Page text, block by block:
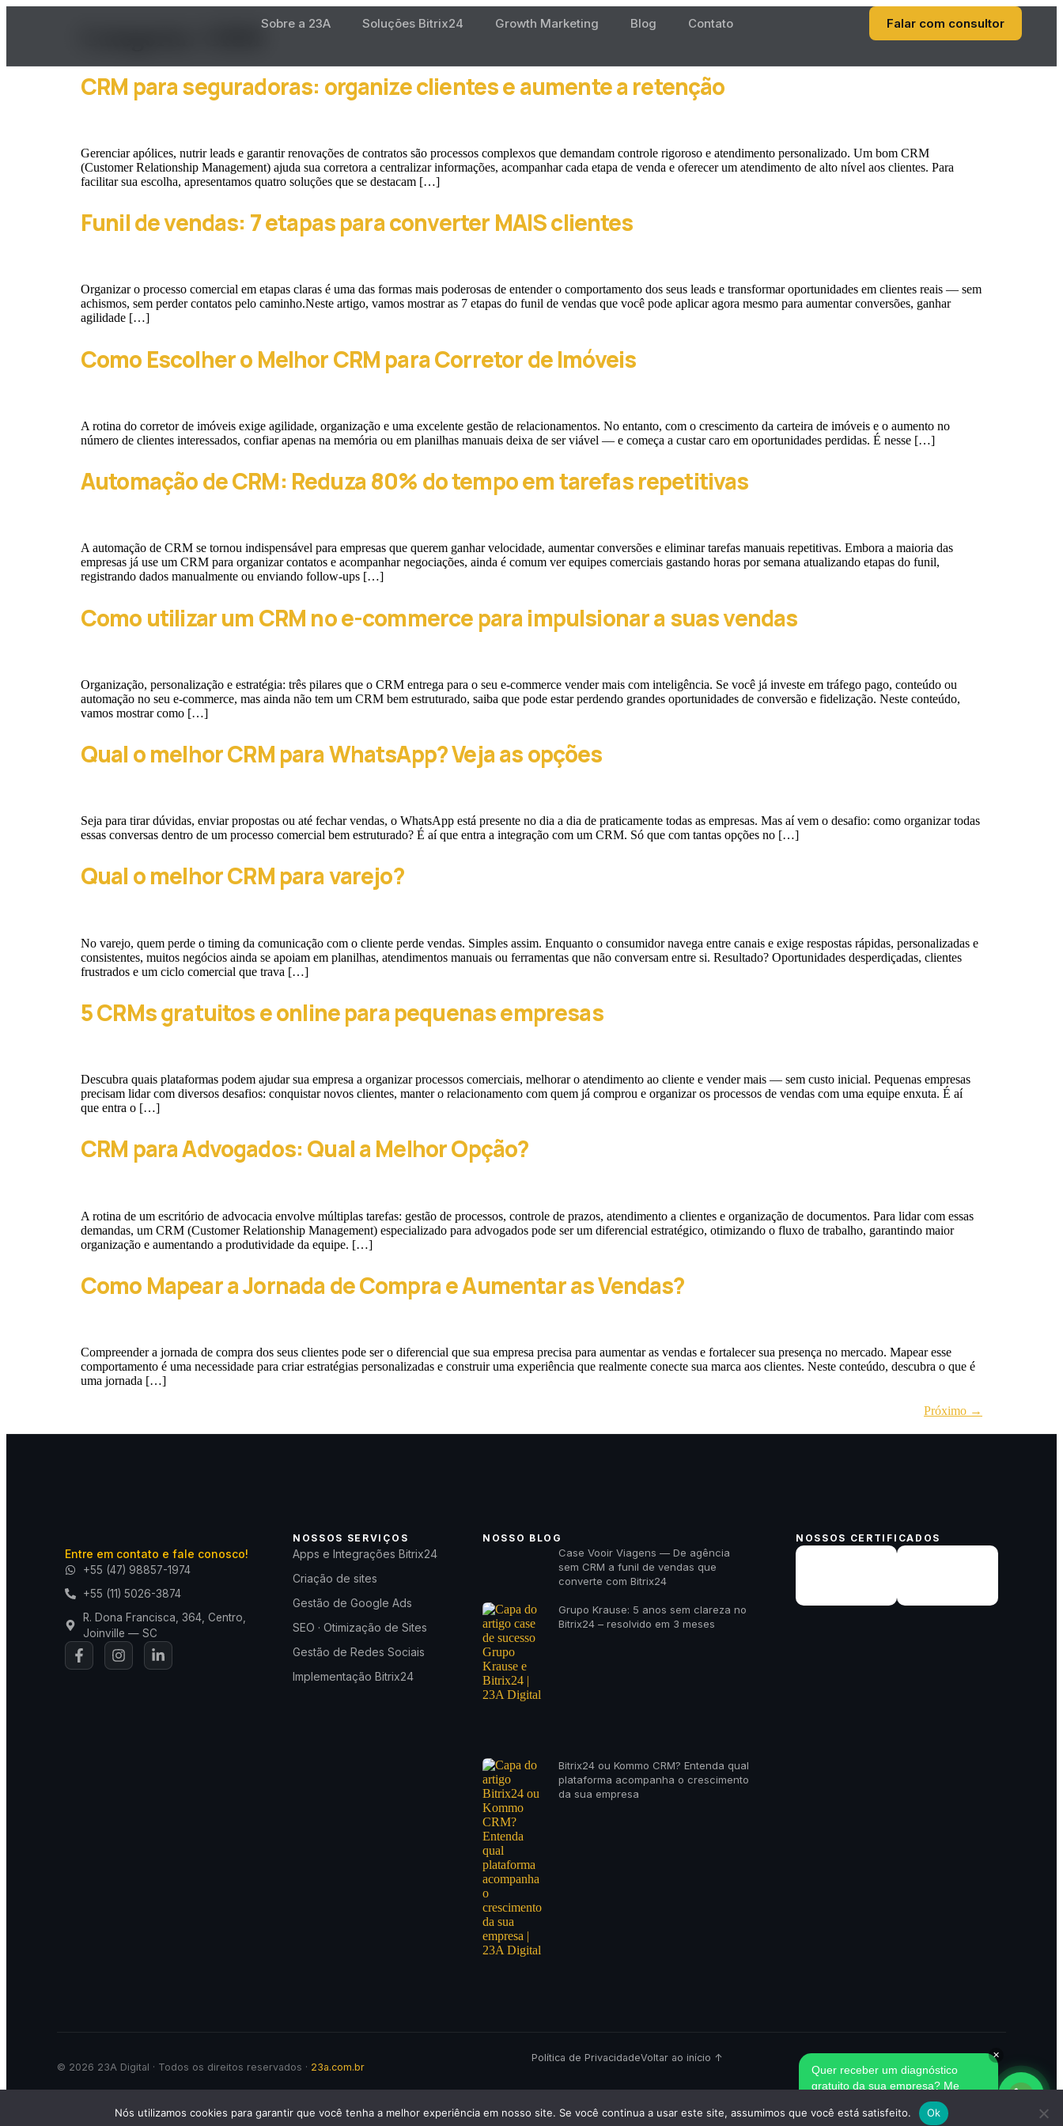
Sobre a 23A Soluções Bitrix24 Growth Marketing Blog Contato Falar com consultor
CRM para seguradoras: organize clientes e aumente a retenção
Gerenciar apólices, nutrir leads e garantir renovações de contratos são processos complexos que demandam controle rigoroso e atendimento personalizado. Um bom CRM
(Customer Relationship Management) ajuda sua corretora a centralizar informações, acompanhar cada etapa de venda e oferecer um atendimento de alto nível aos clientes. Para
facilitar sua escolha, apresentamos quatro soluções que se destacam […]
Funil de vendas: 7 etapas para converter MAIS clientes
Organizar o processo comercial em etapas claras é uma das formas mais poderosas de entender o comportamento dos seus leads e transformar oportunidades em clientes reais — sem
achismos, sem perder contatos pelo caminho.Neste artigo, vamos mostrar as 7 etapas do funil de vendas que você pode aplicar agora mesmo para aumentar conversões, ganhar
agilidade […]
Como Escolher o Melhor CRM para Corretor de Imóveis
A rotina do corretor de imóveis exige agilidade, organização e uma excelente gestão de relacionamentos. No entanto, com o crescimento da carteira de imóveis e o aumento no
número de clientes interessados, confiar apenas na memória ou em planilhas manuais deixa de ser viável — e começa a custar caro em oportunidades perdidas. É nesse […]
Automação de CRM: Reduza 80% do tempo em tarefas repetitivas
A automação de CRM se tornou indispensável para empresas que querem ganhar velocidade, aumentar conversões e eliminar tarefas manuais repetitivas. Embora a maioria das
empresas já use um CRM para organizar contatos e acompanhar negociações, ainda é comum ver equipes comerciais gastando horas por semana atualizando etapas do funil,
registrando dados manualmente ou enviando follow-ups […]
Como utilizar um CRM no e-commerce para impulsionar a suas vendas
Organização, personalização e estratégia: três pilares que o CRM entrega para o seu e-commerce vender mais com inteligência. Se você já investe em tráfego pago, conteúdo ou
automação no seu e-commerce, mas ainda não tem um CRM bem estruturado, saiba que pode estar perdendo grandes oportunidades de conversão e fidelização. Neste conteúdo,
vamos mostrar como […]
Qual o melhor CRM para WhatsApp? Veja as opções
Seja para tirar dúvidas, enviar propostas ou até fechar vendas, o WhatsApp está presente no dia a dia de praticamente todas as empresas. Mas aí vem o desafio: como organizar todas
essas conversas dentro de um processo comercial bem estruturado? É aí que entra a integração com um CRM. Só que com tantas opções no […]
Qual o melhor CRM para varejo?
No varejo, quem perde o timing da comunicação com o cliente perde vendas. Simples assim. Enquanto o consumidor navega entre canais e exige respostas rápidas, personalizadas e
consistentes, muitos negócios ainda se apoiam em planilhas, atendimentos manuais ou ferramentas que não conversam entre si. Resultado? Oportunidades desperdiçadas, clientes
frustrados e um ciclo comercial que trava […]
5 CRMs gratuitos e online para pequenas empresas
Descubra quais plataformas podem ajudar sua empresa a organizar processos comerciais, melhorar o atendimento ao cliente e vender mais — sem custo inicial. Pequenas empresas
precisam lidar com diversos desafios: conquistar novos clientes, manter o relacionamento com quem já comprou e organizar os processos de vendas com uma equipe enxuta. É aí
que entra o […]
CRM para Advogados: Qual a Melhor Opção?
A rotina de um escritório de advocacia envolve múltiplas tarefas: gestão de processos, controle de prazos, atendimento a clientes e organização de documentos. Para lidar com essas
demandas, um CRM (Customer Relationship Management) especializado para advogados pode ser um diferencial estratégico, otimizando o fluxo de trabalho, garantindo maior
organização e aumentando a produtividade da equipe. […]
Como Mapear a Jornada de Compra e Aumentar as Vendas?
Compreender a jornada de compra dos seus clientes pode ser o diferencial que sua empresa precisa para aumentar as vendas e fortalecer sua presença no mercado. Mapear esse
comportamento é uma necessidade para criar estratégias personalizadas e construir uma experiência que realmente conecte sua marca aos clientes. Neste conteúdo, descubra o que é
uma jornada […]
Próximo →
Entre em contato e fale conosco!
+55 (47) 98857-1974
+55 (11) 5026-3874
R. Dona Francisca, 364, Centro,
Joinville — SC
NOSSOS SERVIÇOS
Apps e Integrações Bitrix24
Criação de sites
Gestão de Google Ads
SEO · Otimização de Sites
Gestão de Redes Sociais
Implementação Bitrix24
NOSSO BLOG
Case Vooir Viagens — De agência
sem CRM a funil de vendas que
converte com Bitrix24
Grupo Krause: 5 anos sem clareza no
Bitrix24 – resolvido em 3 meses
Bitrix24 ou Kommo CRM? Entenda qual
plataforma acompanha o crescimento
da sua empresa
NOSSOS CERTIFICADOS
© 2026 23A Digital · Todos os direitos reservados · 23a.com.br
Política de PrivacidadeVoltar ao início ↑
Quer receber um diagnóstico
gratuito da sua empresa? Me
✕
Nós utilizamos cookies para garantir que você tenha a melhor experiência em nosso site. Se você continua a usar este site, assumimos que você está satisfeito. Ok